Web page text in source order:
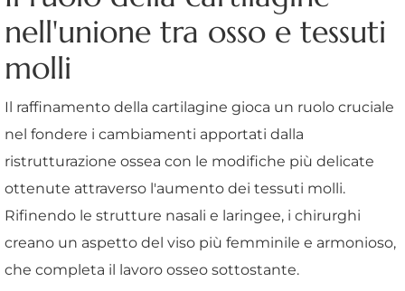
nell'unione tra osso e tessuti
molli
Il raffinamento della cartilagine gioca un ruolo cruciale
nel fondere i cambiamenti apportati dalla
ristrutturazione ossea con le modifiche più delicate
ottenute attraverso l'aumento dei tessuti molli.
Rifinendo le strutture nasali e laringee, i chirurghi
creano un aspetto del viso più femminile e armonioso,
che completa il lavoro osseo sottostante.